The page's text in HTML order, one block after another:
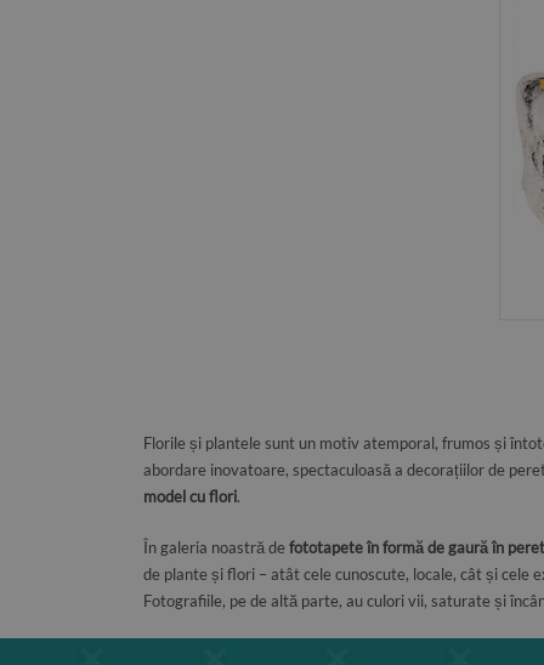
Florile și plantele sunt un motiv atemporal, frumos și
abordare inovatoare, spectaculoasă a decorațiilor de
model cu flori.
În galeria noastră de fototapete în formă de gaură în
de plante și flori – atât cele cunoscute, locale, cât și cele
Fotografiile, pe de altă parte, au culori vii, saturate și